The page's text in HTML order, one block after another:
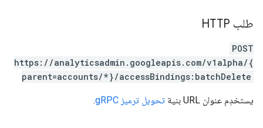
طلب HTTP
POST
https://analyticsadmin.googleapis.com/v1alpha/{
parent=accounts/*}/accessBindings:batchDelete
يستخدِم عنوان URL بنية تحويل ترميز gRPC .